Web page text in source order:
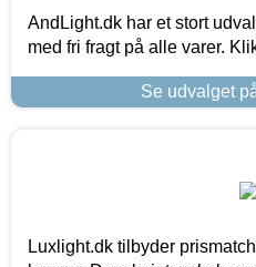
AndLight.dk har et stort
med fri fragt på alle varer.
Se udvalget
Luxlight.dk tilbyder